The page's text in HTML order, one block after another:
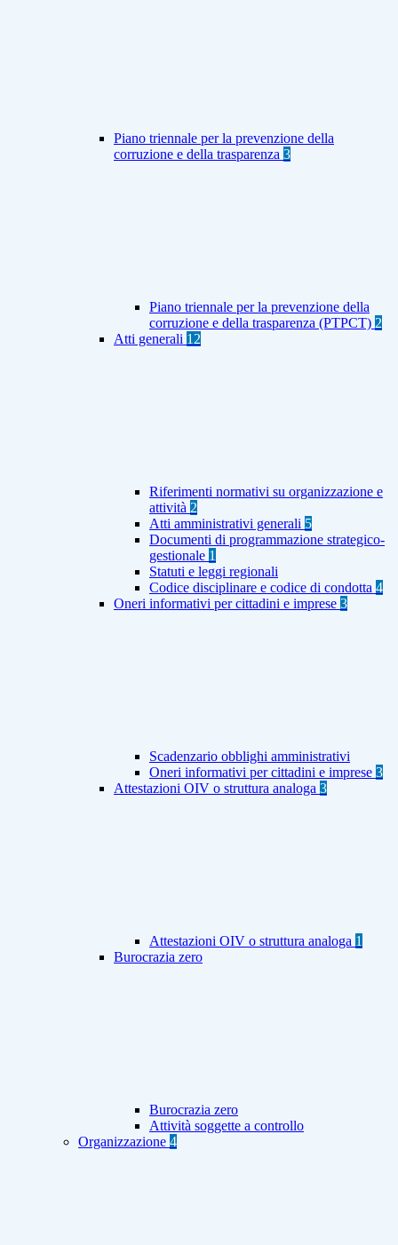
Piano triennale per la prevenzione della
corruzione e della trasparenza 3
Piano triennale per la prevenzione della
corruzione e della trasparenza (PTPCT) 2
Atti generali 12
Riferimenti normativi su organizzazione e
attività 2
Atti amministrativi generali 5
Documenti di programmazione strategico-
gestionale 1
Statuti e leggi regionali
Codice disciplinare e codice di condotta 4
Oneri informativi per cittadini e imprese 3
Scadenzario obblighi amministrativi
Oneri informativi per cittadini e imprese 3
Attestazioni OIV o struttura analoga 3
Attestazioni OIV o struttura analoga 1
Burocrazia zero
Burocrazia zero
Attività soggette a controllo
Organizzazione 4